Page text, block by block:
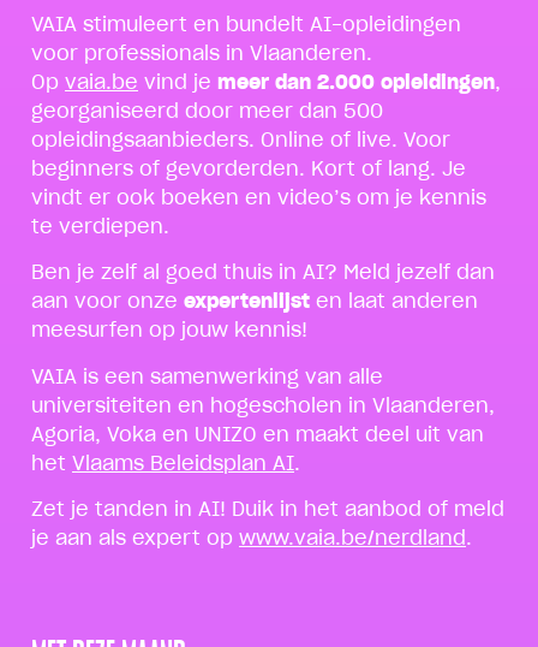
VAIA stimuleert en bundelt AI-opleidingen
voor professionals in Vlaanderen.
Op vaia.be vind je meer dan 2.000 opleidingen,
georganiseerd door meer dan 500
opleidingsaanbieders. Online of live. Voor
beginners of gevorderden. Kort of lang. Je
vindt er ook boeken en video’s om je kennis
te verdiepen.
Ben je zelf al goed thuis in AI? Meld jezelf dan
aan voor onze expertenlijst en laat anderen
meesurfen op jouw kennis!
VAIA is een samenwerking van alle
universiteiten en hogescholen in Vlaanderen,
Agoria, Voka en UNIZO en maakt deel uit van
het Vlaams Beleidsplan AI .
Zet je tanden in AI! Duik in het aanbod of meld
je aan als expert op www.vaia.be/nerdland.